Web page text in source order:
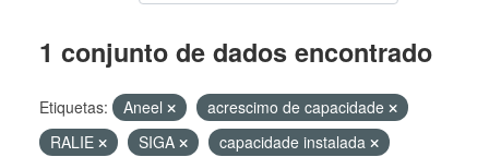
1 conjunto de dados encontrado
Etiquetas: Aneel
acrescimo de capacidade
RALIE
SIGA capacidade instalada